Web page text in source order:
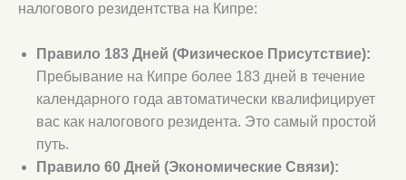
налогового резидентства на Кипре:
Правило 183 Дней (Физическое Присутствие):
Пребывание на Кипре более 183 дней в течение
календарного года автоматически квалифицирует
вас как налогового резидента. Это самый простой
путь.
Правило 60 Дней (Экономические Связи):